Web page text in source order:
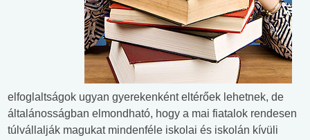
elfoglaltságok ugyan gyerekenként eltérőek lehetnek, de
általánosságban elmondható, hogy a mai fiatalok rendesen
túlvállalják magukat mindenféle iskolai és iskolán kívüli